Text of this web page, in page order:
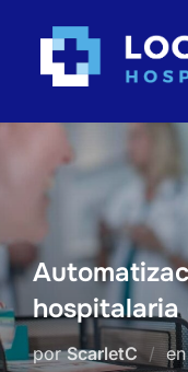
contenido
hospitalaria
porScarletC